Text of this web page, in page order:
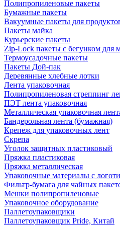
Полипропиленовые пакеты
Бумажные пакеты
Вакуумные пакеты для
Пакеты майка
Курьерские пакеты
Zip-Lock пакеты с бегунком для
Термоусадочные пакеты
Пакеты Дой-пак
Деревянные хлебные лотки
Лента упаковочная
Полипропиленовая стреппинг
ПЭТ лента упаковочная
Металлическая упаковочная
Бандерольная лента (бумажная)
Крепеж для упаковочных лент
Скрепа
Уголок защитных пластиковый
Пряжка пластиковая
Пряжка металлическая
Упаковочные материалы с
Фильтр-бумага для чайных
Мешки полипропиленовые
Упаковочное оборудование
Паллетоупаковщики
Паллетоупаковщик Pride, Китай